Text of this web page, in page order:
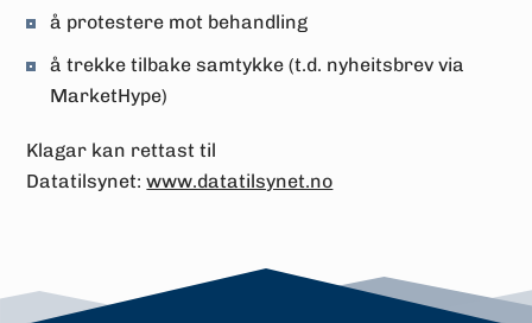
å protestere mot behandling
å trekke tilbake samtykke (t.d. nyheitsbrev via
MarketHype)
Klagar kan rettast til
Datatilsynet:www.datatilsynet.no